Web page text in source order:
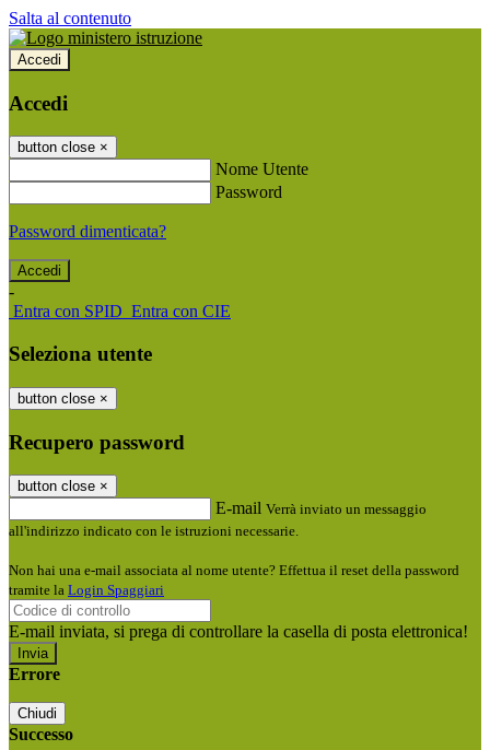
Salta al contenuto
Accedi
Accedi
button close ×
Nome Utente
Password
Password dimenticata?
-
Entra con SPID Entra con CIE
Seleziona utente
button close ×
Recupero password
button close ×
E-mail Verrà inviato un messaggio
all'indirizzo indicato con le istruzioni necessarie.
Non hai una e-mail associata al nome utente? Effettua il reset della password
tramite la Login Spaggiari
E-mail inviata, si prega di controllare la casella di posta elettronica!
Errore
Chiudi
Successo